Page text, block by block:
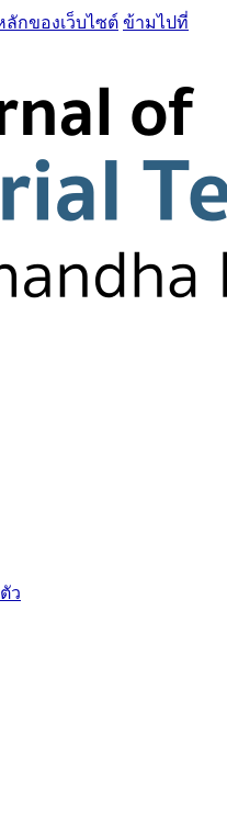
กของเว็บไซต์ ข้ามไปที่
ว